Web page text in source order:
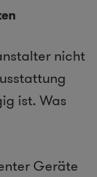
nicht
ist. Was
Geräte